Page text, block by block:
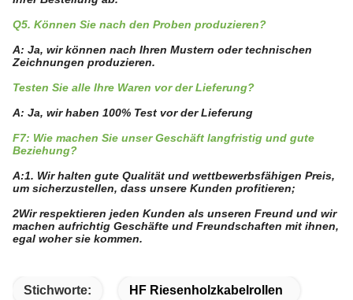
Q5. Können Sie nach den Proben produzieren?
A: Ja, wir können nach Ihren Mustern oder technischen
Zeichnungen produzieren.
Testen Sie alle Ihre Waren vor der Lieferung?
A: Ja, wir haben 100% Test vor der Lieferung
F7: Wie machen Sie unser Geschäft langfristig und gute
Beziehung?
A:1. Wir halten gute Qualität und wettbewerbsfähigen Preis,
um sicherzustellen, dass unsere Kunden profitieren;
2Wir respektieren jeden Kunden als unseren Freund und wir
machen aufrichtig Geschäfte und Freundschaften mit ihnen,
egal woher sie kommen.
Stichworte: HF Riesenholzkabelrollen